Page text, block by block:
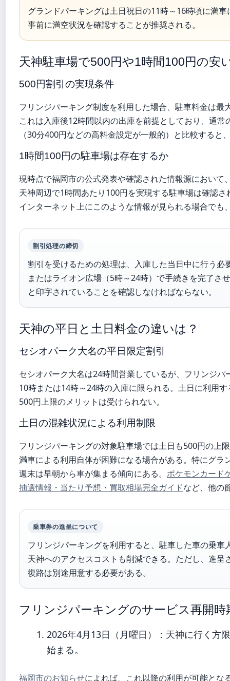
グランドパーキングは土日祝日の11時～16時頃に満
事前に満空状況を確認することが推奨される。
天神駐車場で500円や1時間100円の安
500円割引の実現条件
フリンジパーキング制度を利用した場合、駐車料金は最
これは入庫後12時間以内の出庫を前提としており、通
（30分400円などの高料金設定が一般的）と比較する
1時間100円の駐車場は存在するか
現時点で福岡市の公式発表や確認された情報源において
天神周辺で1時間あたり100円を実現する駐車場は確認さ
インターネット上にこのような情報が見られる場合で
割引処理の締切
割引を受けるための処理は、入庫した当日中に行う
またはライオン広場（5時～24時）で手続きを完了さ
と印字されていることを確認しなければならない。
天神の平日と土日料金の違いは？
セシオパーク大名の平日限定割引
セシオパーク大名は24時間営業しているが、フリンジ
10時または14時～24時の入庫に限られる。土日に利用
500円上限のメリットは受けられない。
土日の混雑状況による利用制限
フリンジパーキングの対象駐車場では土日も500円の上
満車による利用自体が困難になる場合がある。特にグラ
週末は早朝から車が集まる傾向にある。 ポケモンカード
抽選情報・当たり予想・買取相場完全ガイドなど、他の
乗車券の進呈について
フリンジパーキングを利用すると、駐車した車の乗
天神へのアクセスコストも削減できる。ただし、進呈
復路は別途用意する必要がある。
フリンジパーキングのサービス再開
2026年4月13日（月曜日）
：天神に行く方
始まる。
福岡市のお知らせによれば、これ以降の利用が可能とな